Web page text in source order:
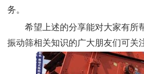
务。
希望上述的分享能对大家有所
振动筛相关知识的广大朋友们可关